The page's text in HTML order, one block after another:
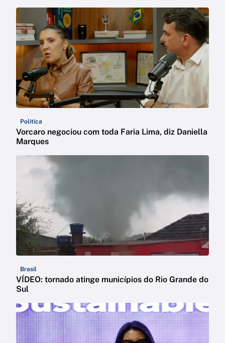
Política
Vorcaro negociou com toda Faria Lima, diz Daniella
Marques
Brasil
VÍDEO: tornado atinge municípios do Rio Grande do
Sul